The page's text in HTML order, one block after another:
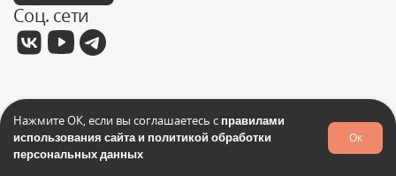
Соц. сети
Фабрика отелей © 2026
Политика конфиденциальности
Запрос на поиск товара
Нажмите ОК, если вы соглашаетесь с правилами
использования сайта и политикой обработки
персональных данных
Ок